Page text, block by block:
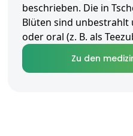
beschrieben. Die in
Blüten sind
oder oral (z. B. als
Zu den